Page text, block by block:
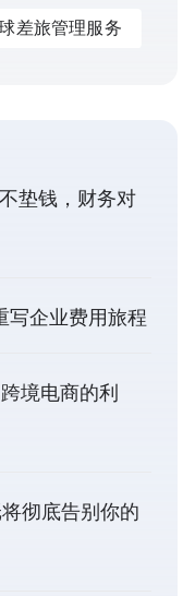
差旅管理服务
垫钱，财务对
写企业费用旅程
境电商的利
彻底告别你的